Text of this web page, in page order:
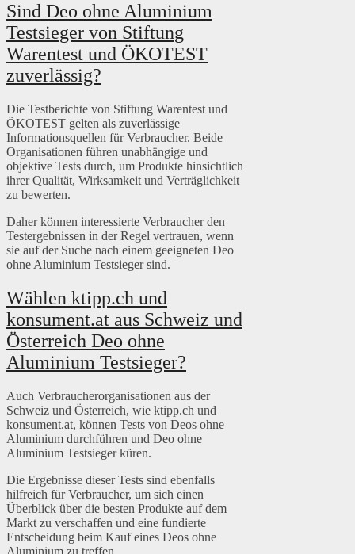
Sind Deo ohne Aluminium
Testsieger von Stiftung
Warentest und ÖKOTEST
zuverlässig?
Die Testberichte von Stiftung Warentest und
ÖKOTEST gelten als zuverlässige
Informationsquellen für Verbraucher. Beide
Organisationen führen unabhängige und
objektive Tests durch, um Produkte hinsichtlich
ihrer Qualität, Wirksamkeit und Verträglichkeit
zu bewerten.
Daher können interessierte Verbraucher den
Testergebnissen in der Regel vertrauen, wenn
sie auf der Suche nach einem geeigneten Deo
ohne Aluminium Testsieger sind.
Wählen ktipp.ch und
konsument.at aus Schweiz und
Österreich Deo ohne
Aluminium Testsieger?
Auch Verbraucherorganisationen aus der
Schweiz und Österreich, wie ktipp.ch und
konsument.at, können Tests von Deos ohne
Aluminium durchführen und Deo ohne
Aluminium Testsieger küren.
Die Ergebnisse dieser Tests sind ebenfalls
hilfreich für Verbraucher, um sich einen
Überblick über die besten Produkte auf dem
Markt zu verschaffen und eine fundierte
Entscheidung beim Kauf eines Deos ohne